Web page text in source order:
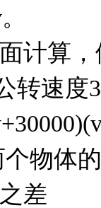
计算
转速度
个物体
差